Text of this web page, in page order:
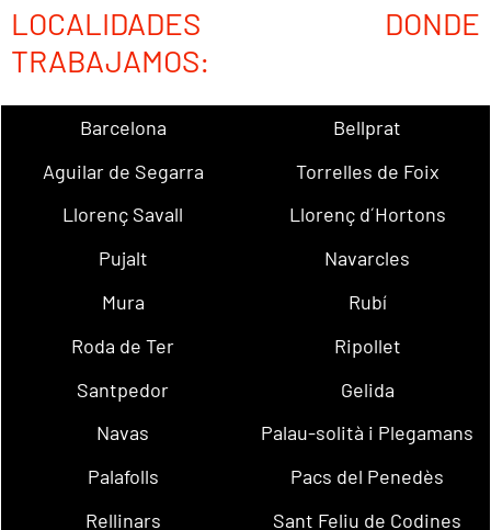
LOCALIDADES DONDE
TRABAJAMOS:
Barcelona
Bellprat
Aguilar de Segarra
Torrelles de Foix
Llorenç Savall
Llorenç d´Hortons
Pujalt
Navarcles
Mura
Rubí
Roda de Ter
Ripollet
Santpedor
Gelida
Navas
Palau-solità i Plegamans
Palafolls
Pacs del Penedès
Rellinars
Sant Feliu de Codines